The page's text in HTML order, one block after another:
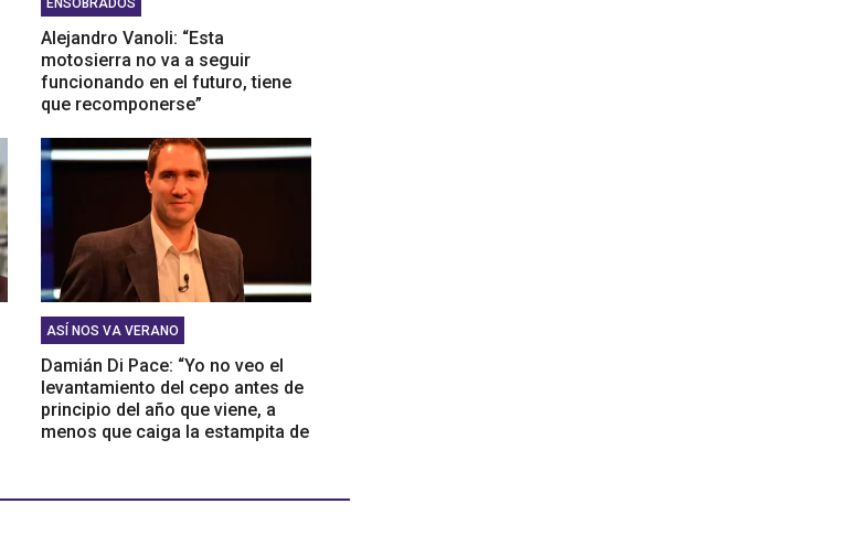
Alejandro Vanoli: “Esta
motosierra no va a seguir
funcionando en el futuro, tiene
que recomponerse”
ASÍ NOS VA VERANO
Damián Di Pace: “Yo no veo el
levantamiento del cepo antes de
principio del año que viene, a
menos que caiga la estampita de